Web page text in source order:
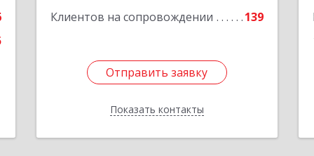
Клиентов на сопровождении 139
Отправить заявку
Показать контакты
Подробнее
Отправить заявку
Назад